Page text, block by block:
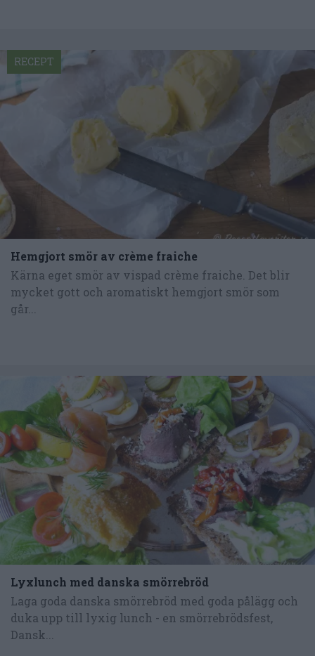
Hemgjort smör av crème fraiche
Kärna eget smör av vispad crème fraiche. Det blir
mycket gott och aromatiskt hemgjort smör som
går...
RECEPT
Lyxlunch med danska smörrebröd
Laga goda danska smörrebröd med goda pålägg och
duka upp till lyxig lunch - en smörrebrödsfest,
Dansk...